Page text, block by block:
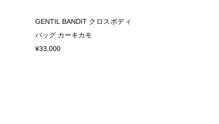
GENTIL BANDIT クロスボディ
バッグ カーキカモ
¥33,000